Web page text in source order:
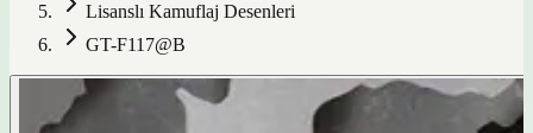
Lisanslı Kamuflaj Desenleri
GT-F117@B